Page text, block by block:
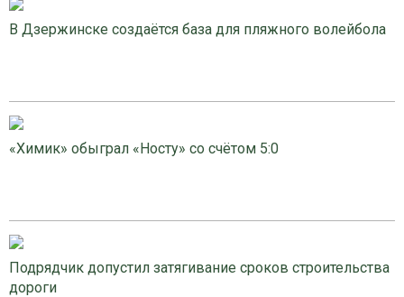
В Дзержинске создаётся база для пляжного волейбола
«Химик» обыграл «Носту» со счётом 5:0
Подрядчик допустил затягивание сроков строительства
дороги